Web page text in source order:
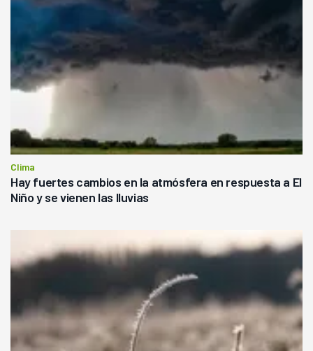
Clima
Hay fuertes cambios en la atmósfera en respuesta a El
Niño y se vienen las lluvias